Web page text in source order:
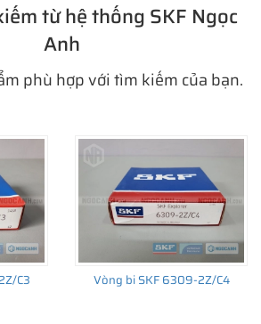
từ hệ thống SKF Ngọc
Anh
phù hợp với tìm kiếm của bạn.
C3 Vòng bi SKF 6309-2Z/C4